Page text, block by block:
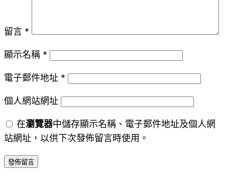
留言 *
顯示名稱 *
電子郵件地址 *
個人網站網址
在瀏覽器中儲存顯示名稱、電子郵件地址及個人網
站網址，以供下次發佈留言時使用。